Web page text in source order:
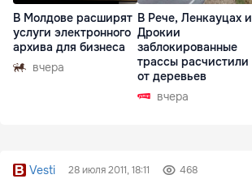
В Молдове расширят
услуги электронного
архива для бизнеса
вчера
В Рече, Ленкауцах и
Дрокии
заблокированные
трассы расчистили
от деревьев
вчера
Vesti 28 июля 2011, 18:11 468